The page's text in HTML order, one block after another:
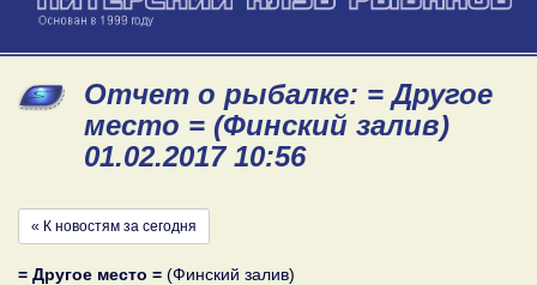
Отчет о рыбалке: = Другое
место = (Финский залив)
01.02.2017 10:56
« К новостям за сегодня
= Другое место = (Финский залив)